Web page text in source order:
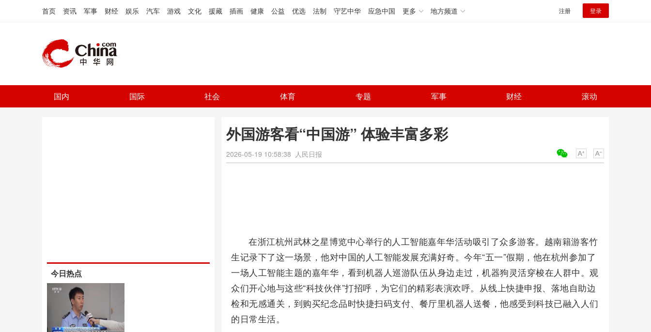
首页 资讯 军事 财经 娱乐 汽车 游戏 文化 援藏 插画 健康 公益 优选 法制 守艺中华 应急中国 更多 地方频道 注册 登录
国内 国际 社会 体育 专题 军事 财经 滚动
外国游客看“中国游” 体验丰富多彩
2026-05-19 10:58:38 人民日报
在浙江杭州武林之星博览中心举行的人工智能嘉年华活动吸引了众多游客。越南籍游客竹
生记录下了这一场景，他对中国的人工智能发展充满好奇。今年“五一”假期，他在杭州参加了
一场人工智能主题的嘉年华，看到机器人巡游队伍从身边走过，机器狗灵活穿梭在人群中。观
众们开心地与这些“科技伙伴”打招呼，为它们的精彩表演欢呼。从线上快捷申报、落地自助边
检和无感通关，到购买纪念品时快捷扫码支付、餐厅里机器人送餐，他感受到科技已融入人们
的日常生活。
今日热点